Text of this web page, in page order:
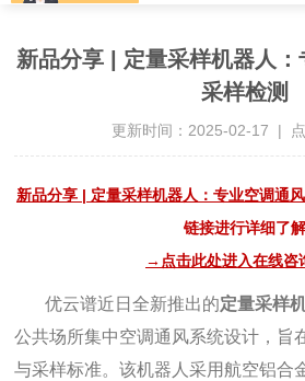
新品分享 | 定量采样机器人
采样检测
更新时间：2025-02-17 |
新品分享 | 定量采样机器人：专业空调通
链接进行详细了解
→点击此处进入在线咨
优云谱近日全新推出的定量采样
公共场所集中空调通风系统设计，旨
与采样标准。该机器人采用航空铝合